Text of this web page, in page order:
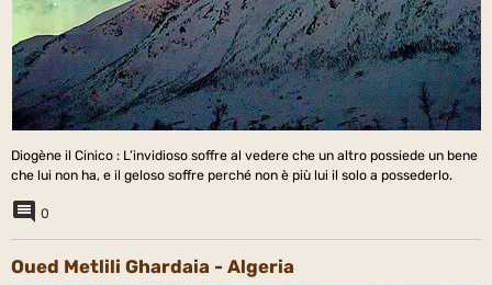
Diogène il Cinico : L’invidioso soffre al vedere che un altro possiede un bene
che lui non ha, e il geloso soffre perché non è più lui il solo a possederlo.
0
Oued Metlili Ghardaia - Algeria